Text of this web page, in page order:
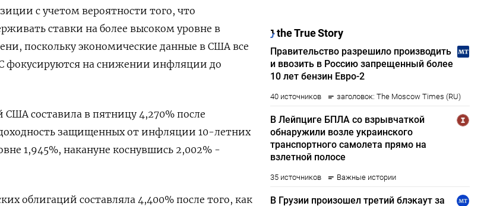
с учетом вероятности того, что
ставки на более высоком уровне в
поскольку экономические данные в США все
фокусируются на снижении инфляции до
составила в пятницу 4,270% после
защищенных от инфляции 10-летних
1,945%, накануне коснувшись 2,002% -
облигаций составляла 4,400% после того, как